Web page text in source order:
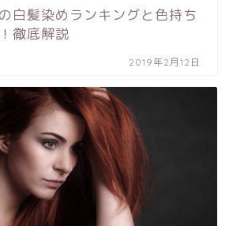
白髪染めランキングと色持ち
徹底解説
2019年2月12日